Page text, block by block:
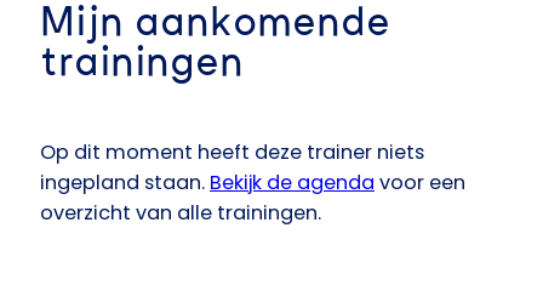
Mijn aankomende
trainingen
Op dit moment heeft deze trainer niets
ingepland staan. Bekijk de agenda voor een
overzicht van alle trainingen.